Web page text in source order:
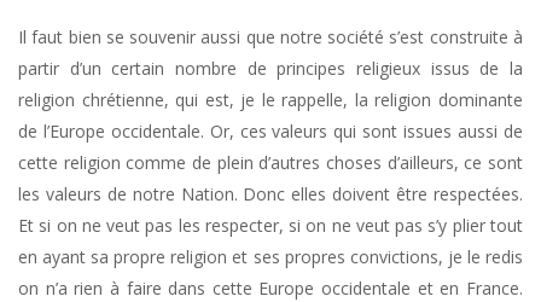
Il faut bien se souvenir aussi que notre société s’est construite à
partir d’un certain nombre de principes religieux issus de la
religion chrétienne, qui est, je le rappelle, la religion dominante
de l’Europe occidentale. Or, ces valeurs qui sont issues aussi de
cette religion comme de plein d’autres choses d’ailleurs, ce sont
les valeurs de notre Nation. Donc elles doivent être respectées.
Et si on ne veut pas les respecter, si on ne veut pas s’y plier tout
en ayant sa propre religion et ses propres convictions, je le redis
on n’a rien à faire dans cette Europe occidentale et en France.